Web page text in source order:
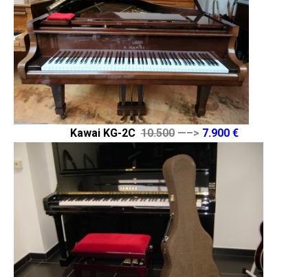
Kawai KG-2C10.500—–> 7.900 €